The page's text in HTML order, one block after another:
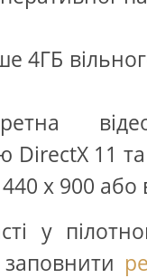
4ГБ
DirectX 11 та
х 900
у